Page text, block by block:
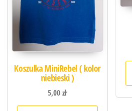
Koszulka MiniRebel ( kolor
niebieski )
5,00zł